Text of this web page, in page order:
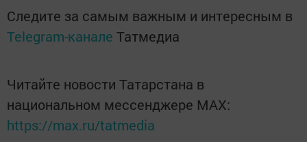
Следите за самым важным и интересным в
Telegram-канале Татмедиа
Читайте новости Татарстана в
национальном мессенджере MАХ:
https://max.ru/tatmedia